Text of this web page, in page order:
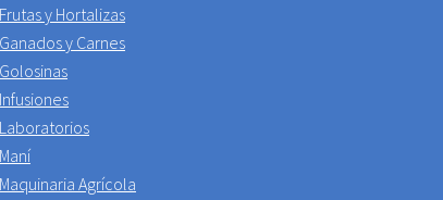
Frutas y Hortalizas
Ganados y Carnes
Golosinas
Infusiones
Laboratorios
Maní
Maquinaria Agrícola